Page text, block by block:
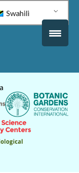
Swahili